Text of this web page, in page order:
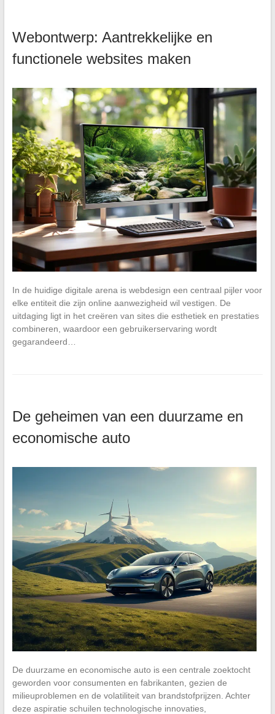
Webontwerp: Aantrekkelijke en
functionele websites maken
In de huidige digitale arena is webdesign een centraal pijler voor
elke entiteit die zijn online aanwezigheid wil vestigen. De
uitdaging ligt in het creëren van sites die esthetiek en prestaties
combineren, waardoor een gebruikerservaring wordt
gegarandeerd…
De geheimen van een duurzame en
economische auto
De duurzame en economische auto is een centrale zoektocht
geworden voor consumenten en fabrikanten, gezien de
milieuproblemen en de volatiliteit van brandstofprijzen. Achter
deze aspiratie schuilen technologische innovaties,